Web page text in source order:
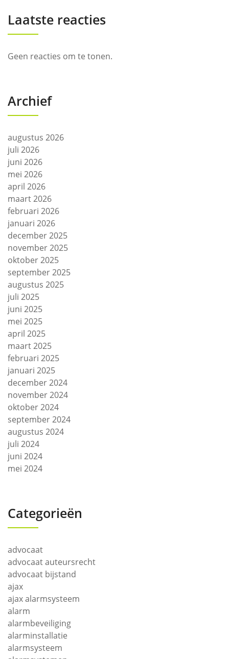
Laatste reacties
Geen reacties om te tonen.
Archief
augustus 2026
juli 2026
juni 2026
mei 2026
april 2026
maart 2026
februari 2026
januari 2026
december 2025
november 2025
oktober 2025
september 2025
augustus 2025
juli 2025
juni 2025
mei 2025
april 2025
maart 2025
februari 2025
januari 2025
december 2024
november 2024
oktober 2024
september 2024
augustus 2024
juli 2024
juni 2024
mei 2024
Categorieën
advocaat
advocaat auteursrecht
advocaat bijstand
ajax
ajax alarmsysteem
alarm
alarmbeveiliging
alarminstallatie
alarmsysteem